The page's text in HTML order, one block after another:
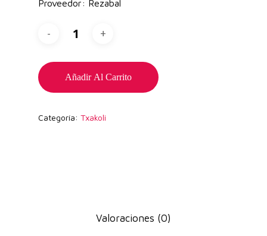
Proveedor: Rezabal
Añadir Al Carrito
Categoría: Txakoli
Valoraciones (0)